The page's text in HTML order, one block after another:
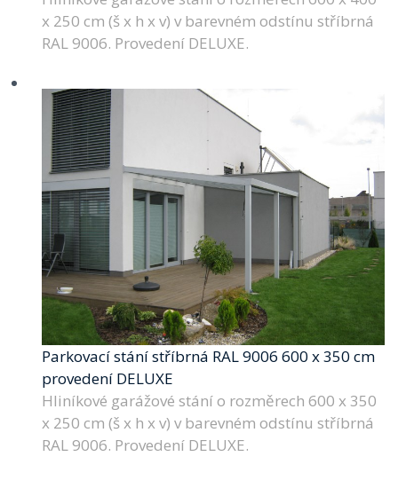
x 250 cm (š x h x v) v barevném odstínu stříbrná
RAL 9006. Provedení DELUXE.
Parkovací stání stříbrná RAL 9006 600 x 350 cm
provedení DELUXE
Hliníkové garážové stání o rozměrech 600 x 350
x 250 cm (š x h x v) v barevném odstínu stříbrná
RAL 9006. Provedení DELUXE.